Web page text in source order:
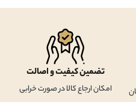
تضمین کیفیت و اصالت
امکان ارجاع کالا در صورت خرابی